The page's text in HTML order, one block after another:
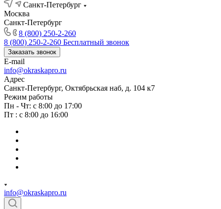
Санкт-Петербург
Москва
Санкт-Петербург
8 (800) 250-2-260
8 (800) 250-2-260 Бесплатный звонок
Заказать звонок
E-mail
info@okraskapro.ru
Адрес
Санкт-Петербург, Октябрьская наб, д. 104 к7
Режим работы
Пн - Чт: с 8:00 до 17:00
Пт : с 8:00 до 16:00
info@okraskapro.ru